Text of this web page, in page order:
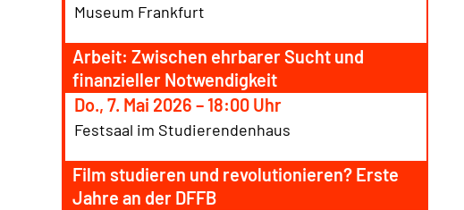
Museum Frankfurt
Arbeit: Zwischen ehrbarer Sucht und
finanzieller Notwendigkeit
Do., 7. Mai 2026 – 18:00 Uhr
Festsaal im Studierendenhaus
Film studieren und revolutionieren? Erste
Jahre an der DFFB